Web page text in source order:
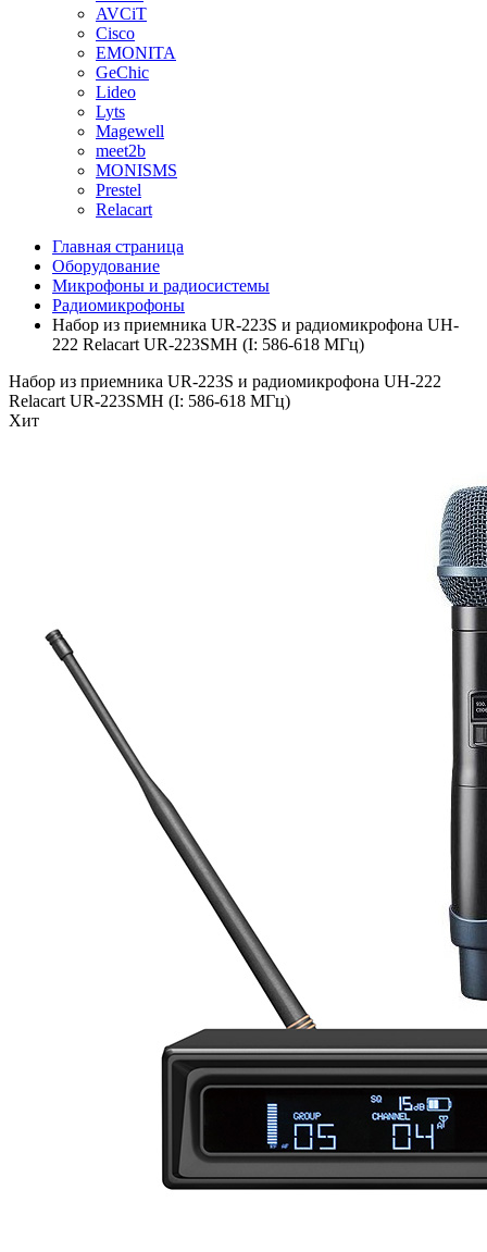
AVCiT
Cisco
EMONITA
GeChic
Lideo
Lyts
Magewell
meet2b
MONISMS
Prestel
Relacart
Главная страница
Оборудование
Микрофоны и радиосистемы
Радиомикрофоны
Набор из приемника UR-223S и радиомикрофона UH-
222 Relacart UR-223SMH (I: 586-618 МГц)
Набор из приемника UR-223S и радиомикрофона UH-222
Relacart UR-223SMH (I: 586-618 МГц)
Хит